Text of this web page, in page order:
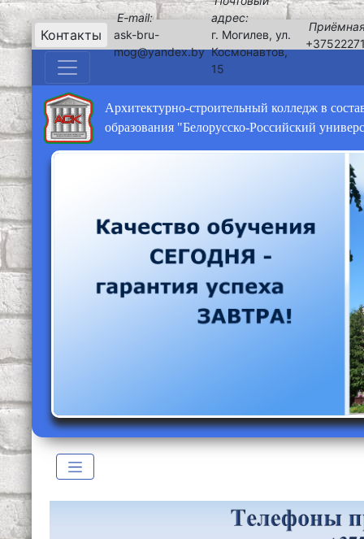
Контакты
E-mail:
ask-bru-
mog@yandex.by
адрес:
г. Могилев, ул.
Космонавтов,
15
Архитектурно-строительный колледж в
образования "Белорусско-Российский